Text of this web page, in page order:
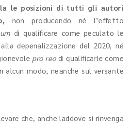
le posizioni di tutti gli autori
non producendo né l’effetto
di qualificare come peculato le
depenalizzazione del 2020, né
pro reodi qualificarle come
modo, neanche sul versante
che, anche laddove si rinvenga